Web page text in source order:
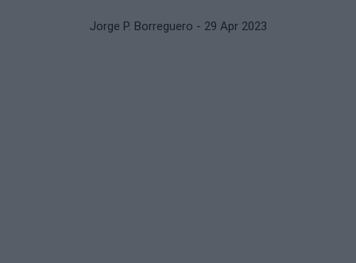
Jorge P. Borreguero - 29 Apr 2023